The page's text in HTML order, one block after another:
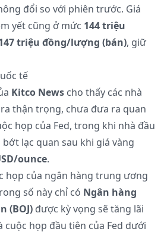
đổi so với phiên trước. Giá
yết cũng ở mức 144 triệu
triệu đồng/lượng (bán), giữ
tế
Kitco News cho thấy các nhà
thận trọng, chưa đưa ra quan
họp của Fed, trong khi nhà đầu
lạc quan sau khi giá vàng
ounce.
họp của ngân hàng trung ương
số này chỉ có Ngân hàng
(BOJ) được kỳ vọng sẽ tăng lãi
họp đầu tiên của Fed dưới